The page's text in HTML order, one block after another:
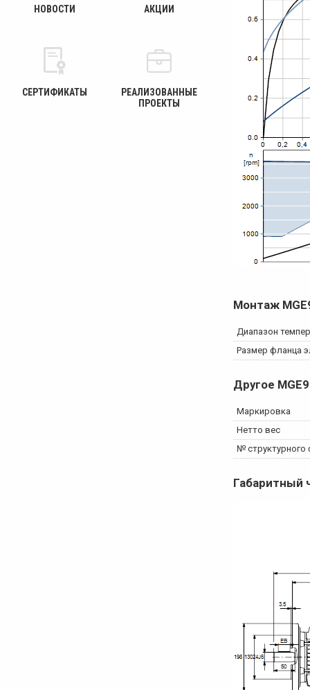
Монтаж
Диапазон
Размер фланца
Другое
Маркировка
Нетто вес
№ структурного
Габаритный
НОВОСТИ АКЦИИ
СЕРТИФИКАТЫ
РЕАЛИЗОВАННЫЕ
ПРОЕКТЫ